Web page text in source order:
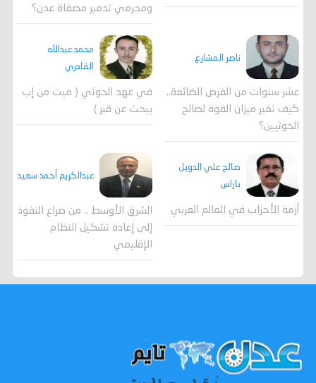
ومجرمي تدمير مصفاة عدن؟
ناصر المشارع
عشر سنوات من الفرص الضائعة..
كيف تغير ميزان القوة لصالح
الحوثيين؟
محمد عبدالله
القادري
في عهد الحوثي ( ميت من إب
يبحث عن قبر )
صالح علي الدويل
باراس
أزمة الأحزاب في العالم العربي
عبدالكريم أحمد سعيد
الشرق الأوسط .. من صراع النفوذ
إلى إعادة تشكيل النظام
الإقليمي